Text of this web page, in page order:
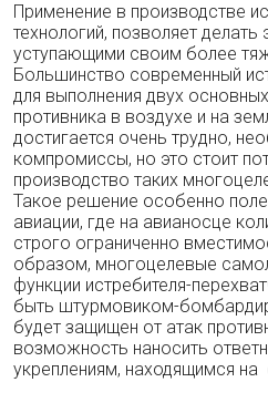
Применение в производстве
технологий, позволяет
уступающими своим более
Большинство современный
для выполнения двух
противника в воздухе и на
достигается очень трудно,
компромиссы, но это стоит
производство таких
Такое решение особенно
авиации, где на авианосце
строго ограниченно
образом, многоцелевые
функции истребителя-
быть штурмовиком-
будет защищен от атак
возможность наносить
укреплениям, находящимся